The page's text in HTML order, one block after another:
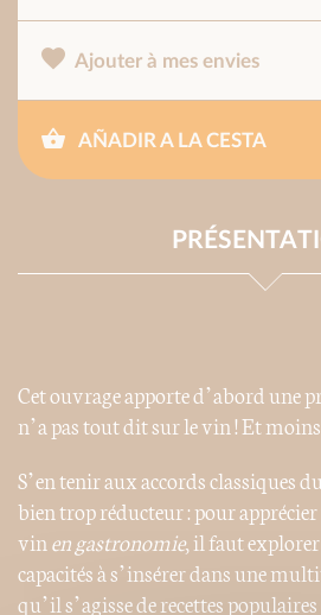
Ajouter à mes envies
AÑADIR A LA CESTA
Cet ouvrage apporte d’abord une
n’a pas tout dit sur le vin ! Et
S’en tenir aux accords classiques
bien trop réducteur : pour apprécier
vinen gastronomie, il faut
capacités à s’insérer dans une
qu’il s’agisse de recettes